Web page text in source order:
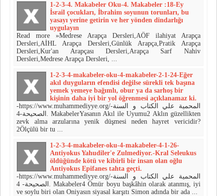
1-2-3-4. Makabeler Oku-4. Makabeler :18-Ey
İsrail çocukları, İbrahim so­yunun torunları, bu
yasayı ye­rine getirin ve her yönden dindarlığı
uygulayın
Read more »Medrese Arapça Dersleri,AÖF ilahiyat Arapça
Dersleri,AİHL Arapça Dersleri,Günlük Arapça,Pratik Arapça
Dersleri,Kur'an Arapçası Dersleri,Arapça Sarf Nahiv
Dersleri,Medrese Arapça Dersleri, ...
1-2-3-4-makabeler-oku-4-makabeler-2-1-24-Eğer
akıl duyguların efendisi değilse sürekli tek başına
yemek yemeye bağımlı, obur ya da sarhoş bir
kişinin daha iyi bir yol öğrenmesi açıklanamaz ki.
-https://www.muhammediyye.org/-المحمية علي الكتاب و السنة
الصحيحة-4. MakabelerYasanın Akıl ile Uyumu2 Aklın güzellikten
zevk alma arzu­larına yenik düşmesi neden hayret vericidir?
2Ölçülü bir tu ...
1-2-3-4-makabeler-oku-4-makabeler-4-1-26-
Antiyokus Yahudiler'e Zulmediyor.-Kral Seleukus
öldüğünde kötü ve kibirli bir insan olan oğlu
Antiyo­kus Epifanes tahta geçti.
-https://www.muhammediyye.org/-المحمية علي الكتاب و السنة
الصحيحة- 4. Makabeler4 Ömür boyu başkâhin olarak atan­mış, iyi
ve soylu biri olan Oniyasın siyasal karşıtı Simon adında bir ada ...